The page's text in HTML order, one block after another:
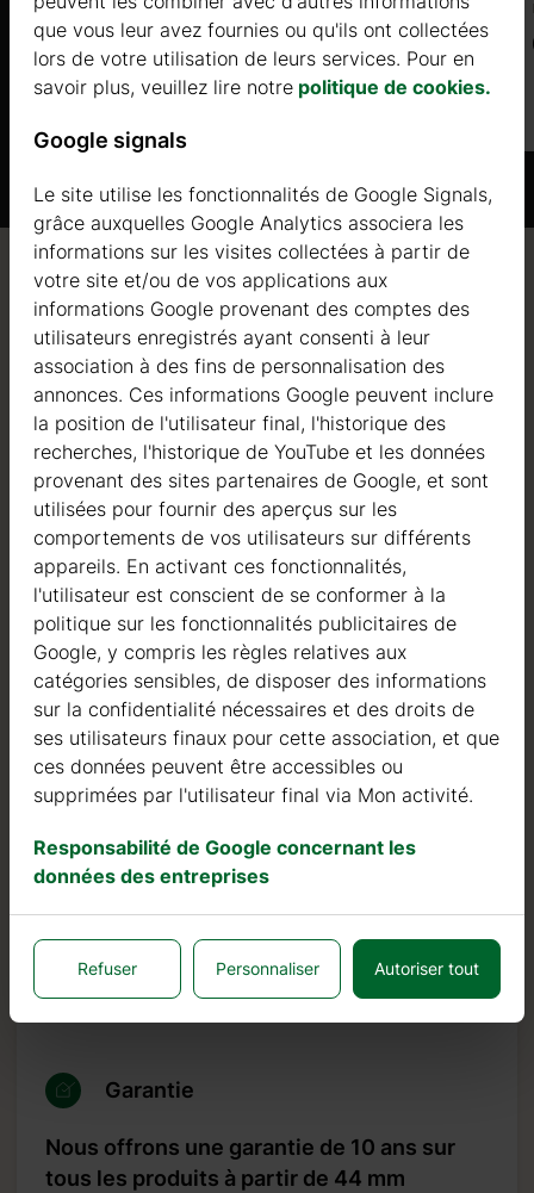
Prix à partir de
7200 €
Plus d'informations
Qualité / garantie / conseil
Qualité
Nous sommes actifs dans le domaine de la fabrication
de structures en bois depuis 2004. Au cours de ces
années, nous avons sélectionné les meilleurs
fournisseurs de bois. Nous utilisons exclusivement du
sapin nordique à croissance lente provenant de forêts
certifiées FSC en Europe du Nord.
Le bois de sapin nordique se distingue par ses
caractéristiques idéales dans la construction de maisons
en bois. Il est de couleur très claire, avec peu de nœuds,
et est connu pour sa résistance à la pourriture, à la
moisissure et aux insectes.
continuons à investir dans des machines automatiques
pour pouvoir produire des produits de qualité toujours
Nous pouvons fièrement affirmer que notre taux de
retour ou de défaut est inférieur à 0,5 %, tandis que la
Garantie
Nous offrons une garantie de 10 ans sur
tous les produits à partir de 44 mm
que vous leur avez fournies ou qu'ils ont collectées
lors de votre utilisation de leurs services. Pour en
savoir plus, veuillez lire notre politique de cookies.
Google signals
Le site utilise les fonctionnalités de Google Signals,
grâce auxquelles Google Analytics associera les
informations sur les visites collectées à partir de
votre site et/ou de vos applications aux
informations Google provenant des comptes des
utilisateurs enregistrés ayant consenti à leur
association à des fins de personnalisation des
annonces. Ces informations Google peuvent inclure
la position de l'utilisateur final, l'historique des
recherches, l'historique de YouTube et les données
provenant des sites partenaires de Google, et sont
utilisées pour fournir des aperçus sur les
comportements de vos utilisateurs sur différents
appareils. En activant ces fonctionnalités,
l'utilisateur est conscient de se conformer à la
politique sur les fonctionnalités publicitaires de
Google, y compris les règles relatives aux
catégories sensibles, de disposer des informations
sur la confidentialité nécessaires et des droits de
ses utilisateurs finaux pour cette association, et que
ces données peuvent être accessibles ou
supprimées par l'utilisateur final via Mon activité.
Responsabilité de Google concernant les
données des entreprises
Refuser Personnaliser Autoriser tout